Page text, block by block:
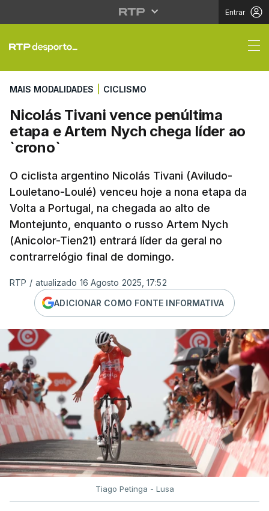
Entrar
Nicolás Tivani vence
MAIS MODALIDADES CICLISMO
Nicolás Tivani vence penúltima
etapa e Artem Nych chega líder ao
`crono`
O ciclista argentino Nicolás Tivani (Aviludo-
Louletano-Loulé) venceu hoje a nona etapa da
Volta a Portugal, na chegada ao alto de
Montejunto, enquanto o russo Artem Nych
(Anicolor-Tien21) entrará líder da geral no
contrarrelógio final de domingo.
RTP / atualizado 16 Agosto 2025, 17:52
ADICIONAR COMO FONTE INFORMATIVA
Tiago Petinga - Lusa